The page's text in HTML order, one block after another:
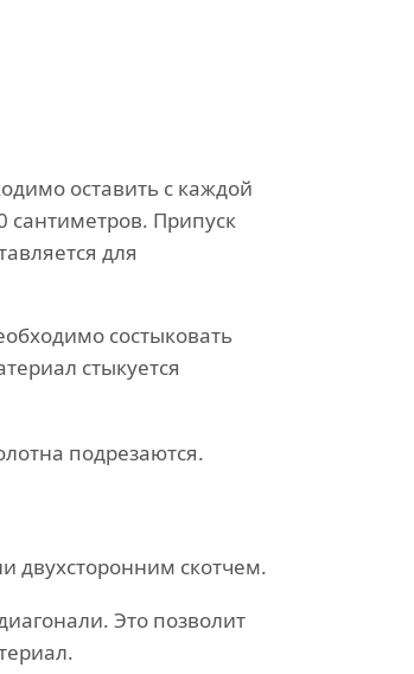
оставить с каждой
сантиметров. Припуск
для
состыковать
стыкуется
подрезаются.
двухсторонним скотчем.
Это позволит